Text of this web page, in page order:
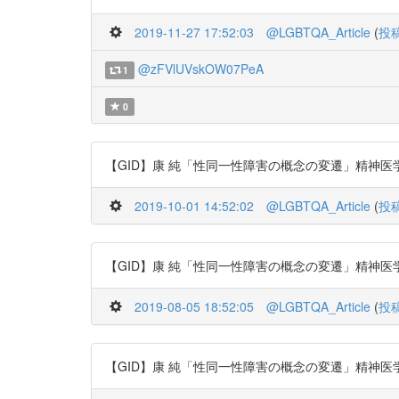
2019-11-27 17:52:03 @LGBTQA_Article (投
1 @zFVlUVskOW07PeA
0
【GID】康 純「性同一性障害の概念の変遷」精神
2019-10-01 14:52:02 @LGBTQA_Article (投
【GID】康 純「性同一性障害の概念の変遷」精神
2019-08-05 18:52:05 @LGBTQA_Article (投
【GID】康 純「性同一性障害の概念の変遷」精神